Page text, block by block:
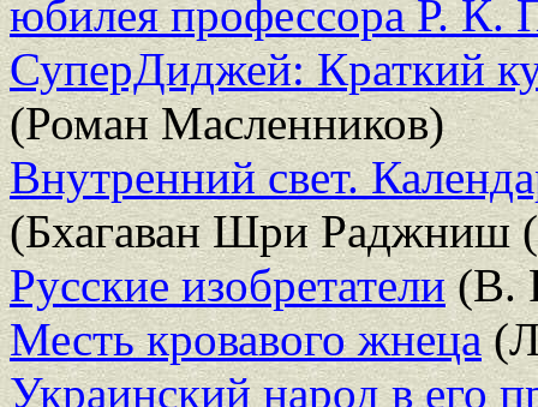
юбилея профессора Р. К.
СуперДиджей: Краткий
(Роман Масленников)
Внутренний свет.
(Бхагаван Шри Раджниш
Русские изобретатели(В.
Месть кровавого жнеца
Украинский народ в его